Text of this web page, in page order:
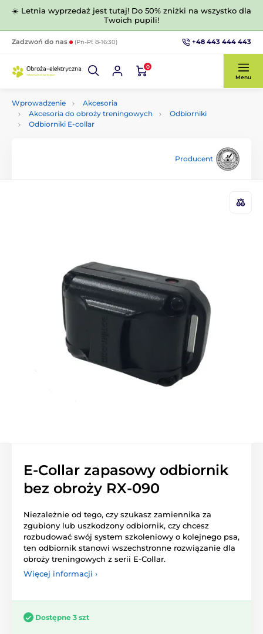
☀️ Letnia wyprzedaż jest tutaj! Do 50% zniżki na wszystko dla
Twoich pupili!
Zadzwoń do nas (Pn-Pt 8-16:30) +48 443 444 443
0
Menu
Wprowadzenie
Akcesoria
Akcesoria do obroży treningowych
Odbiorniki
Odbiorniki E-collar
Producent
E-Collar zapasowy odbiornik
bez obroży RX-090
Niezależnie od tego, czy szukasz zamiennika za
zgubiony lub uszkodzony odbiornik, czy chcesz
rozbudować swój system szkoleniowy o kolejnego psa,
ten odbiornik stanowi wszechstronne rozwiązanie dla
obroży treningowych z serii E-Collar.
Więcej informacji ›
Dostępne 3 szt